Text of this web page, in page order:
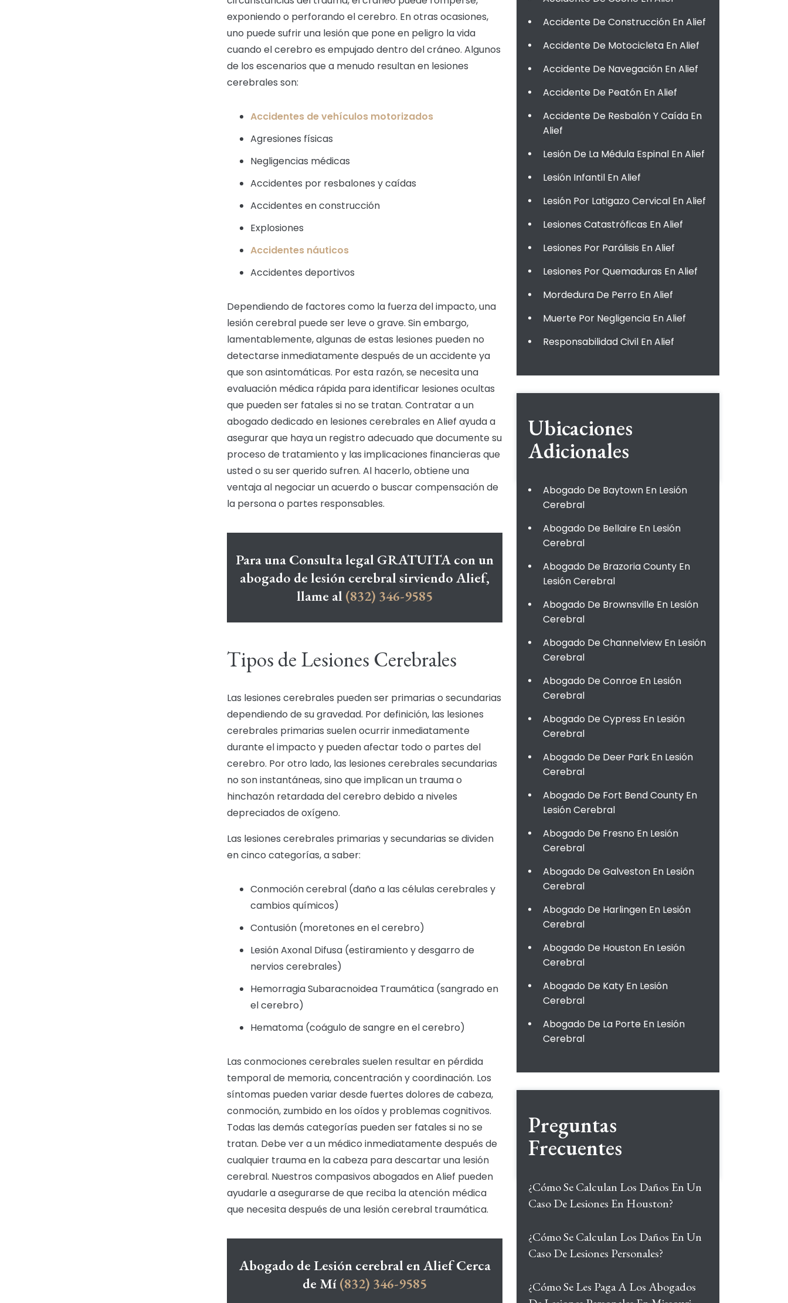
exponiendo o perforando el cerebro. En otras ocasiones,
uno puede sufrir una lesión que pone en peligro la vida
cuando el cerebro es empujado dentro del cráneo. Algunos
de los escenarios que a menudo resultan en lesiones
cerebrales son:
Accidentes de vehículos motorizados
Agresiones físicas
Negligencias médicas
Accidentes por resbalones y caídas
Accidentes en construcción
Explosiones
Accidentes náuticos
Accidentes deportivos
Dependiendo de factores como la fuerza del impacto, una
lesión cerebral puede ser leve o grave. Sin embargo,
lamentablemente, algunas de estas lesiones pueden no
detectarse inmediatamente después de un accidente ya
que son asintomáticas. Por esta razón, se necesita una
evaluación médica rápida para identificar lesiones ocultas
que pueden ser fatales si no se tratan. Contratar a un
abogado dedicado en lesiones cerebrales en Alief ayuda a
asegurar que haya un registro adecuado que documente su
proceso de tratamiento y las implicaciones financieras que
usted o su ser querido sufren. Al hacerlo, obtiene una
ventaja al negociar un acuerdo o buscar compensación de
la persona o partes responsables.
Para una Consulta legal GRATUITA con un
abogado de lesión cerebral sirviendo Alief,
llame al(832) 346-9585
Tipos de Lesiones Cerebrales
Las lesiones cerebrales pueden ser primarias o secundarias
dependiendo de su gravedad. Por definición, las lesiones
cerebrales primarias suelen ocurrir inmediatamente
durante el impacto y pueden afectar todo o partes del
cerebro. Por otro lado, las lesiones cerebrales secundarias
no son instantáneas, sino que implican un trauma o
hinchazón retardada del cerebro debido a niveles
depreciados de oxígeno.
Las lesiones cerebrales primarias y secundarias se dividen
en cinco categorías, a saber:
Conmoción cerebral (daño a las células cerebrales y
cambios químicos)
Contusión (moretones en el cerebro)
Lesión Axonal Difusa (estiramiento y desgarro de
nervios cerebrales)
Hemorragia Subaracnoidea Traumática (sangrado en
el cerebro)
Hematoma (coágulo de sangre en el cerebro)
Las conmociones cerebrales suelen resultar en pérdida
temporal de memoria, concentración y coordinación. Los
síntomas pueden variar desde fuertes dolores de cabeza,
conmoción, zumbido en los oídos y problemas cognitivos.
Todas las demás categorías pueden ser fatales si no se
tratan. Debe ver a un médico inmediatamente después de
cualquier trauma en la cabeza para descartar una lesión
cerebral. Nuestros compasivos abogados en Alief pueden
ayudarle a asegurarse de que reciba la atención médica
que necesita después de una lesión cerebral traumática.
Abogado de Lesión cerebral en Alief Cerca
de Mí(832) 346-9585
Accidente De Construcción En Alief
Accidente De Motocicleta En Alief
Accidente De Navegación En Alief
Accidente De Peatón En Alief
Accidente De Resbalón Y Caída En
Alief
Lesión De La Médula Espinal En Alief
Lesión Infantil En Alief
Lesión Por Latigazo Cervical En Alief
Lesiones Catastróficas En Alief
Lesiones Por Parálisis En Alief
Lesiones Por Quemaduras En Alief
Mordedura De Perro En Alief
Muerte Por Negligencia En Alief
Responsabilidad Civil En Alief
Ubicaciones
Adicionales
Abogado De Baytown En Lesión
Cerebral
Abogado De Bellaire En Lesión
Cerebral
Abogado De Brazoria County En
Lesión Cerebral
Abogado De Brownsville En Lesión
Cerebral
Abogado De Channelview En Lesión
Cerebral
Abogado De Conroe En Lesión
Cerebral
Abogado De Cypress En Lesión
Cerebral
Abogado De Deer Park En Lesión
Cerebral
Abogado De Fort Bend County En
Lesión Cerebral
Abogado De Fresno En Lesión
Cerebral
Abogado De Galveston En Lesión
Cerebral
Abogado De Harlingen En Lesión
Cerebral
Abogado De Houston En Lesión
Cerebral
Abogado De Katy En Lesión
Cerebral
Abogado De La Porte En Lesión
Cerebral
Preguntas
Frecuentes
¿Cómo Se Calculan Los Daños En Un
Caso De Lesiones En Houston?
¿Cómo Se Calculan Los Daños En Un
Caso De Lesiones Personales?
¿Cómo Se Les Paga A Los Abogados